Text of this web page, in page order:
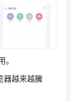
器越来越臃